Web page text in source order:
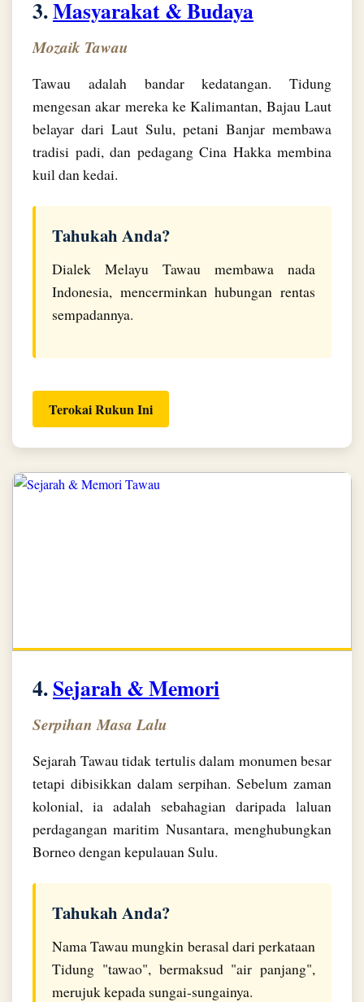
3.Masyarakat & Budaya
Mozaik Tawau
Tawau adalah bandar kedatangan. Tidung
mengesan akar mereka ke Kalimantan, Bajau Laut
belayar dari Laut Sulu, petani Banjar membawa
tradisi padi, dan pedagang Cina Hakka membina
kuil dan kedai.
Tahukah Anda?
Dialek Melayu Tawau membawa nada
Indonesia, mencerminkan hubungan rentas
sempadannya.
Terokai Rukun Ini
4.Sejarah & Memori
Serpihan Masa Lalu
Sejarah Tawau tidak tertulis dalam monumen besar
tetapi dibisikkan dalam serpihan. Sebelum zaman
kolonial, ia adalah sebahagian daripada laluan
perdagangan maritim Nusantara, menghubungkan
Borneo dengan kepulauan Sulu.
Tahukah Anda?
Nama Tawau mungkin berasal dari perkataan
Tidung "tawao", bermaksud "air panjang",
merujuk kepada sungai-sungainya.